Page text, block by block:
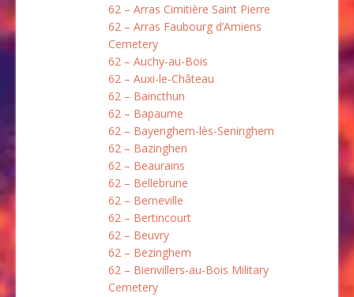
62 – Arras Cimitière Saint Pierre
62 – Arras Faubourg d’Amiens
Cemetery
62 – Auchy-au-Bois
62 – Auxi-le-Château
62 – Baincthun
62 – Bapaume
62 – Bayenghem-lès-Seninghem
62 – Bazinghen
62 – Beaurains
62 – Bellebrune
62 – Berneville
62 – Bertincourt
62 – Beuvry
62 – Bezinghem
62 – Bienvillers-au-Bois Military
Cemetery